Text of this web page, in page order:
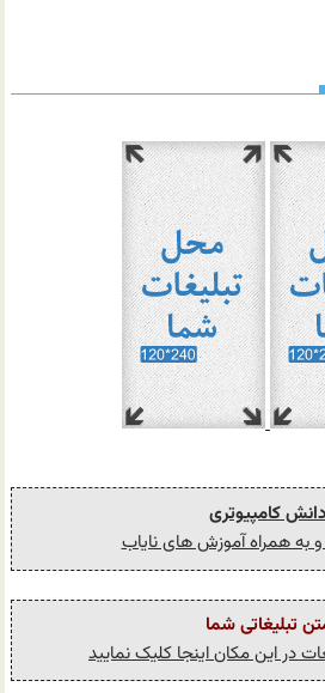
دانش کامپیوتری
و به همراه آموزش های نایاب
تبلیغاتی شما
در این مکان اینجا کلیک نمایید